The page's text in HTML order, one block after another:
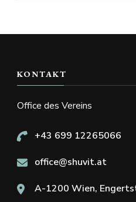
KONTAKT
Office des Vereins
+43 699 12265066
office@shuvit.at
A-1200 Wien,